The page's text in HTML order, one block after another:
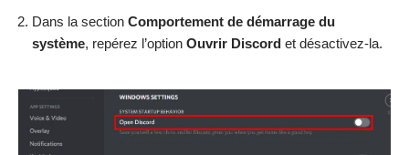
Dans la section Comportement de démarrage du
système, repérez l’option Ouvrir Discord et désactivez-la.